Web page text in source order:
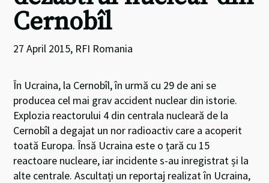
Cernobîl
27 April 2015, RFI Romania
În Ucraina, la Cernobîl, în urmă cu 29 de ani se
producea cel mai grav accident nuclear din istorie.
Explozia reactorului 4 din centrala nucleară de la
Cernobîl a degajat un nor radioactiv care a acoperit
toată Europa. Însă Ucraina este o țară cu 15
reactoare nucleare, iar incidente s-au inregistrat și la
alte centrale. Ascultați un reportaj realizat în Ucraina,